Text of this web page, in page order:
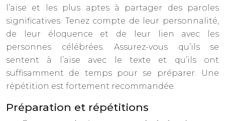
l’aise et les plus aptes à partager des paroles
significatives. Tenez compte de leur personnalité,
de leur éloquence et de leur lien avec les
personnes célébrées. Assurez-vous qu’ils se
sentent à l’aise avec le texte et qu’ils ont
suffisamment de temps pour se préparer. Une
répétition est fortement recommandée.
Préparation et répétitions